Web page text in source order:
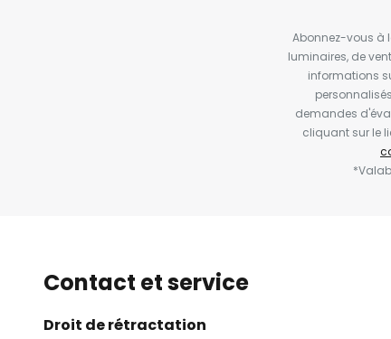
Abonnez-vous à
luminaires, de
informations
demandes
cliquant sur le
Contact et service
Droit de rétractation